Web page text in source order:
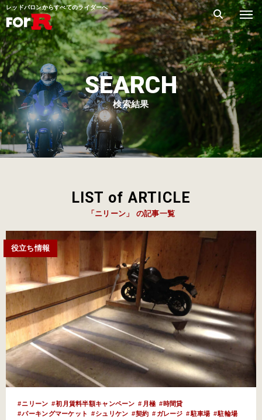
レッドバロンからすべてのライダーへ
SEARCH
検索結果
LIST of ARTICLE
「ニリーン」 の記事一覧
役立ち情報
ニリーン 初月賃料半額キャンペーン 月極
時間貸
パーキングマーケット
シュリケン 契約 ガレージ 駐車場 駐輪場